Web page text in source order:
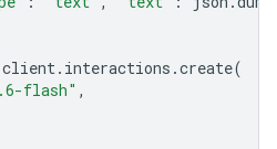
client. interactions .create(
flash" ,